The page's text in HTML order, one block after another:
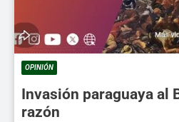
OPINIÓN
Invasión paraguaya al
razón